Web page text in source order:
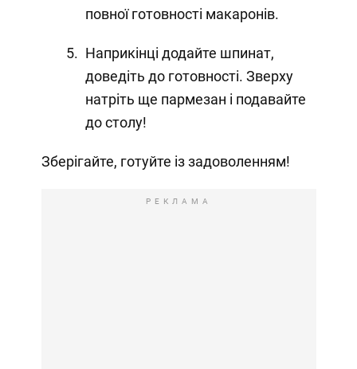
повної готовності макаронів.
Наприкінці додайте шпинат,
доведіть до готовності. Зверху
натріть ще пармезан і подавайте
до столу!
Зберігайте, готуйте із задоволенням!
РЕКЛАМА